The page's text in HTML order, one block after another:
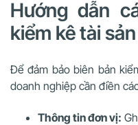
Hướng dẫn
kiểm kê tài sản
Để đảm bảo biên bản
doanh nghiệp cần điền
Thông tin đơn vị: